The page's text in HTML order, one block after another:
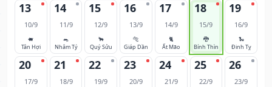
13
10/9
🐖
Tân Hợi
14
11/9
🐀
Nhâm Tý
15
12/9
🐂
Quý Sửu
16
13/9
🐅
Giáp Dần
17
14/9
🐈
Ất Mão
18
15/9
🐉
Bính Thìn
19
16/9
🐍
Đinh Tỵ
20
17/9
21
18/9
22
19/9
23
20/9
24
21/9
25
22/9
26
23/9